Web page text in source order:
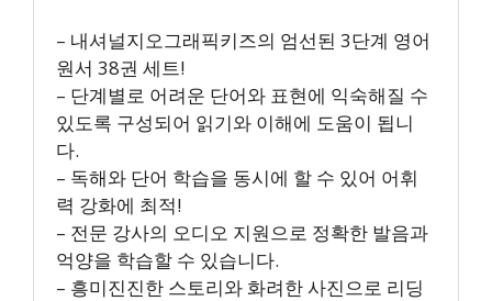
– 내셔널지오그래픽키즈의 엄선된 3단계 영어
원서 38권 세트!
– 단계별로 어려운 단어와 표현에 익숙해질 수
있도록 구성되어 읽기와 이해에 도움이 됩니
다.
– 독해와 단어 학습을 동시에 할 수 있어 어휘
력 강화에 최적!
– 전문 강사의 오디오 지원으로 정확한 발음과
억양을 학습할 수 있습니다.
– 흥미진진한 스토리와 화려한 사진으로 리딩